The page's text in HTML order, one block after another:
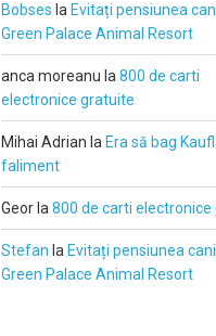
Bobses la Evitați pensiunea
Green Palace Animal Resort
anca moreanu la 800 de carti
electronice gratuite
Mihai Adrian la Era să bag
faliment
Geor la 800 de carti electronice
Stefan la Evitați pensiunea
Green Palace Animal Resort